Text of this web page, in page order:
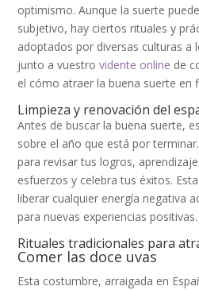
optimismo. Aunque la suerte
subjetivo, hay ciertos rituales y
adoptados por diversas culturas a
junto a vuestrovidente online de
el cómo atraer la buena suerte en
Limpieza y renovación del
Antes de buscar la buena suerte,
sobre el año que está por
para revisar tus logros,
esfuerzos y celebra tus éxitos.
liberar cualquier energía negativa
para nuevas experiencias positivas.
Rituales tradicionales para
Comer las doce uvas
Esta costumbre, arraigada en